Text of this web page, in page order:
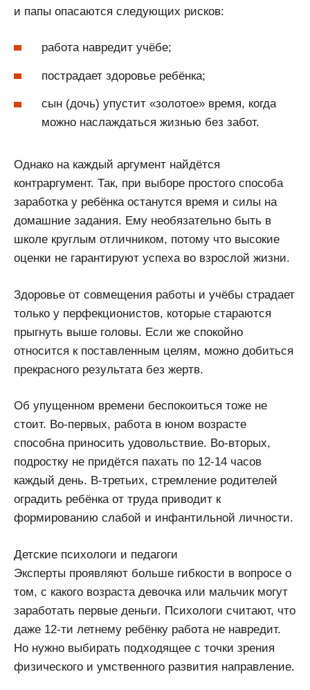
и папы опасаются следующих рисков:
работа навредит учёбе;
пострадает здоровье ребёнка;
сын (дочь) упустит «золотое» время, когда
можно наслаждаться жизнью без забот.
Однако на каждый аргумент найдётся
контраргумент. Так, при выборе простого способа
заработка у ребёнка останутся время и силы на
домашние задания. Ему необязательно быть в
школе круглым отличником, потому что высокие
оценки не гарантируют успеха во взрослой жизни.
Здоровье от совмещения работы и учёбы страдает
только у перфекционистов, которые стараются
прыгнуть выше головы. Если же спокойно
относится к поставленным целям, можно добиться
прекрасного результата без жертв.
Об упущенном времени беспокоиться тоже не
стоит. Во-первых, работа в юном возрасте
способна приносить удовольствие. Во-вторых,
подростку не придётся пахать по 12-14 часов
каждый день. В-третьих, стремление родителей
оградить ребёнка от труда приводит к
формированию слабой и инфантильной личности.
Детские психологи и педагоги
Эксперты проявляют больше гибкости в вопросе о
том, с какого возраста девочка или мальчик могут
заработать первые деньги. Психологи считают, что
даже 12-ти летнему ребёнку работа не навредит.
Но нужно выбирать подходящее с точки зрения
физического и умственного развития направление.